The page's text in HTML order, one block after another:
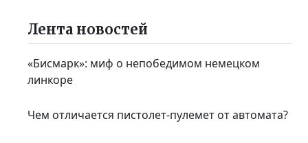
Лента новостей
«Бисмарк»: миф о непобедимом немецком
линкоре
Чем отличается пистолет-пулемет от автомата?